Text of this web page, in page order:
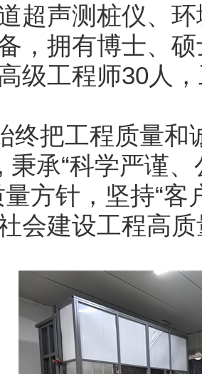
超声测桩仪、
，拥有博士、
级工程师30人
把工程质量和
秉承“科学严谨
量方针，坚持“
会建设工程高